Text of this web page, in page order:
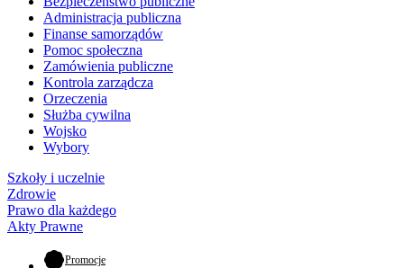
Administracja publiczna
Finanse samorządów
Pomoc społeczna
Zamówienia publiczne
Kontrola zarządcza
Orzeczenia
Służba cywilna
Wojsko
Wybory
Szkoły i uczelnie
Zdrowie
Prawo dla każdego
Akty Prawne
Promocje- otwiera się w nowej karcie